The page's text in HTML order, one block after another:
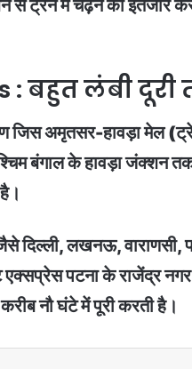
से ट्रेन में चढ़ने को इंतजार
: बहुत लंबी दूरी
जिस अमृतसर-हावड़ा मेल
बंगाल के हावड़ा जंक्शन
दिल्ली, लखनऊ, वाराणसी,
पटना के राजेंद्र
नौ घंटे में पूरी करती है।